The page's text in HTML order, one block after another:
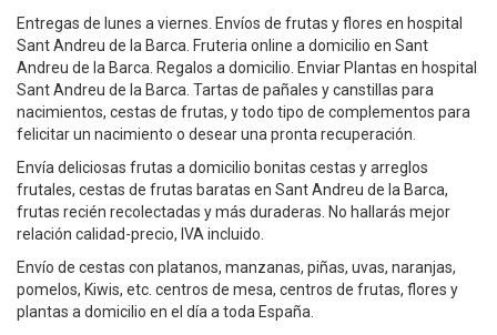
Entregas de lunes a viernes. Envíos de frutas y flores en hospital
Sant Andreu de la Barca. Fruteria online a domicilio en Sant
Andreu de la Barca. Regalos a domicilio. Enviar Plantas en hospital
Sant Andreu de la Barca. Tartas de pañales y canstillas para
nacimientos, cestas de frutas, y todo tipo de complementos para
felicitar un nacimiento o desear una pronta recuperación.
Envía deliciosas frutas a domicilio bonitas cestas y arreglos
frutales, cestas de frutas baratas en Sant Andreu de la Barca,
frutas recién recolectadas y más duraderas. No hallarás mejor
relación calidad-precio, IVA incluido.
Envío de cestas con platanos, manzanas, piñas, uvas, naranjas,
pomelos, Kiwis, etc. centros de mesa, centros de frutas, flores y
plantas a domicilio en el día a toda España.